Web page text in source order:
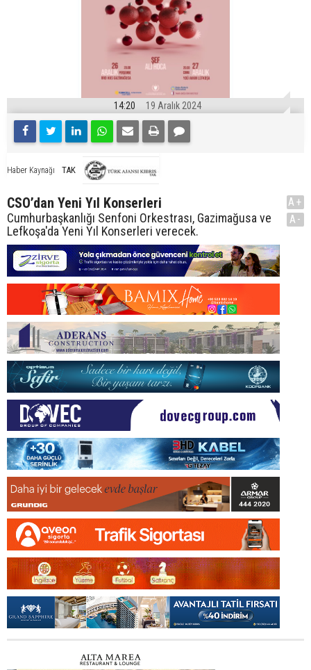
14:20 19 Aralık 2024
Haber Kaynağı TAK
CSO’dan Yeni Yıl Konserleri
Cumhurbaşkanlığı Senfoni Orkestrası, Gazimağusa ve
Lefkoşa'da Yeni Yıl Konserleri verecek.
A+
A-